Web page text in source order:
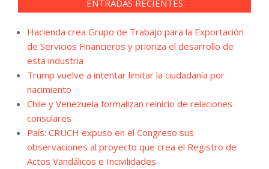
ENTRADAS RECIENTES
Hacienda crea Grupo de Trabajo para la Exportación
de Servicios Financieros y prioriza el desarrollo de
esta industria
Trump vuelve a intentar limitar la ciudadanía por
nacimiento
Chile y Venezuela formalizan reinicio de relaciones
consulares
País: CRUCH expuso en el Congreso sus
observaciones al proyecto que crea el Registro de
Actos Vandálicos e Incivilidades